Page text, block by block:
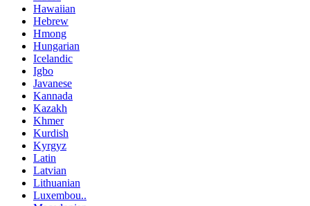
Hawaiian
Hebrew
Hmong
Hungarian
Icelandic
Igbo
Javanese
Kannada
Kazakh
Khmer
Kurdish
Kyrgyz
Latin
Latvian
Lithuanian
Luxembou..